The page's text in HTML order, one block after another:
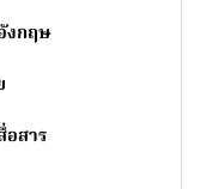
งกฤษ
อสาร